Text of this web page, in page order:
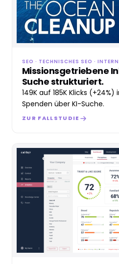
SEO · TECHNISCHES SEO ·
Missionsgetriebene
Suche strukturiert.
149K auf 185K Klicks
Spenden über KI-Suche.
ZUR FALLSTUDIE